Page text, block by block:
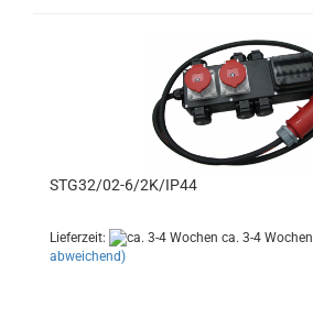
STG32/02-6/2K/IP44
Lieferzeit: ca. 3-4 Wochen
abweichend)